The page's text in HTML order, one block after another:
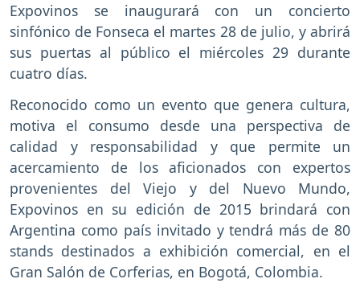
Expovinos se inaugurará con un concierto
sinfónico de Fonseca el martes 28 de julio, y abrirá
sus puertas al público el miércoles 29 durante
cuatro días.
Reconocido como un evento que genera cultura,
motiva el consumo desde una perspectiva de
calidad y responsabilidad y que permite un
acercamiento de los aficionados con expertos
provenientes del Viejo y del Nuevo Mundo,
Expovinos en su edición de 2015 brindará con
Argentina como país invitado y tendrá más de 80
stands destinados a exhibición comercial, en el
Gran Salón de Corferias, en Bogotá, Colombia.